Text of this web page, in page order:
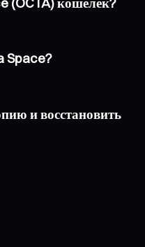
Space?
и восстановить